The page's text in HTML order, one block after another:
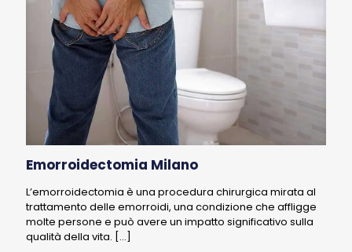
Emorroidectomia Milano
L’emorroidectomia è una procedura chirurgica mirata al
trattamento delle emorroidi, una condizione che affligge
molte persone e può avere un impatto significativo sulla
qualità della vita. […]